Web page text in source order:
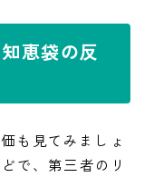
恵袋の反
も見てみましょ
で、第三者のリ